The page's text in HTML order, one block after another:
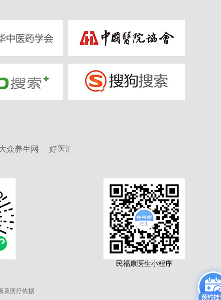
众养生网 好医汇
民福康医生小程序
及医疗依据